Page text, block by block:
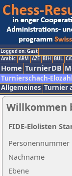
Logged on: Gast
Arabic ARM AZE BIH BUL
Home TurnierDB
Turnierschach-Elozahl
Allgemeines Turnier
Willkommen
Nachname
Ebene
Personennummer
FIDE-Elolisten